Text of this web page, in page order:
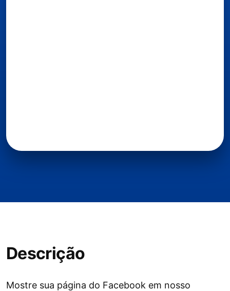
Descrição
Mostre sua página do Facebook em nosso